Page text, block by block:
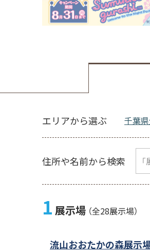
エリアから選ぶ 千葉
住所や名前から検索
1 展示場 （全28展示場）
流山おおたかの森展示